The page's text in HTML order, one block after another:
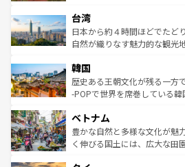
ならではの贅沢な旅のスタイルだ。 なお、新着の
情報はコンテンツ一覧を参照
れるおもてなしの心で訪れる
人々、おいしいローカルフー
ク、伝統的なフラダンスなど
ワイを、存分に味わってほしい。 なお、新着のハワイ
はコンテンツ一覧を参照して
リアリーフや大陸中央部にそ
ク）、タスマニアの美しい原
ど、見どころがたくさん。ま
いる。アクティビティも充実
ビング、ハイキングなど、ア
い。オーストラリアの多彩な
参照してほしい。
台湾
日本から約４時間ほどでたど
自然が織りなす魅力的な観光
ン）、静ひつな山岳地帯であ
と山間の静けさが共存してお
驚きをもたらしてくれる。ま
容にもいいと評判のスイーツ
が味わえる。 なお、新着
照してほしい。
韓国
歴史ある王朝文化が残る一方
-POPで世界を席巻している
き、地方に足を延ばせば四季
できる。そして、キムチや焼
まで、さまざまな韓国料理が
ベトナム
豊かな自然と多様な文化が魅
く伸びる国土には、広大な田